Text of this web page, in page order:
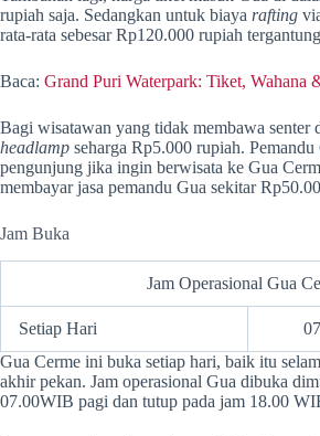
rupiah saja. Sedangkan untuk biaya rafting
rata-rata sebesar Rp120.000 rupiah
Baca: Grand Puri Waterpark: Tiket, Wahana
Bagi wisatawan yang tidak membawa senter
headlamp seharga Rp5.000 rupiah.
pengunjung jika ingin berwisata ke Gua
membayar jasa pemandu Gua sekitar
Jam Buka
Jam Operasional Gua
Setiap Hari
Gua Cerme ini buka setiap hari, baik itu
akhir pekan. Jam operasional Gua dibuka
07.00WIB pagi dan tutup pada jam 18.00